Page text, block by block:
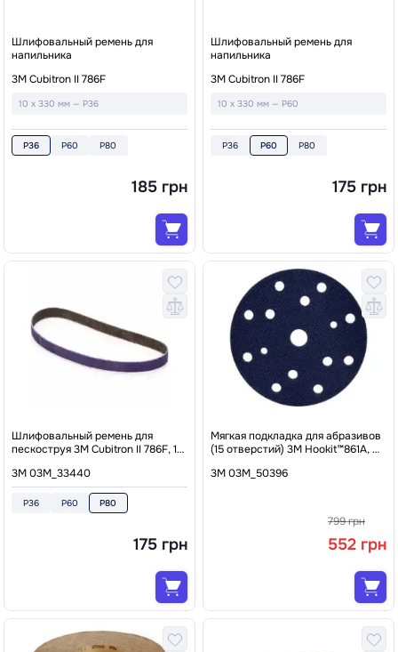
Шлифовальный ремень для
напильника
3M Cubitron II 786F
10 x 330 мм — P36
P36 P60 P80
185 грн
Шлифовальный ремень для
напильника
3M Cubitron II 786F
10 x 330 мм — P60
P36 P60 P80
175 грн
Шлифовальный ремень для
пескоструя 3M Cubitron II 786F, 10
3M 03M_33440
P36 P60 P80
175 грн
Мягкая подкладка для абразивов
(15 отверстий) 3M Hookit™861A, Ø
3M 03M_50396
799 грн
552 грн